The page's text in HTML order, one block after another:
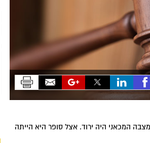
המכאני היה ירוד. אצל סופר היא הייתה